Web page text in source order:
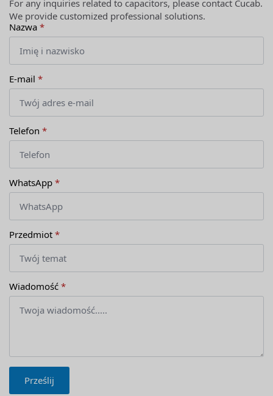
For any inquiries related to capacitors, please contact Cucab.
We provide customized professional solutions.
Nazwa *
E-mail *
Telefon *
WhatsApp *
Przedmiot *
Wiadomość *
Prześlij